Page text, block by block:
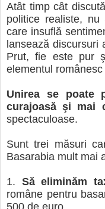
Atât timp cât
politice realiste,
care insuflă
lansează discursuri
Prut, fie este pur
elementul
Unirea se poate
curajoasă şi mai
spectaculoase.
Sunt trei măsuri
Basarabia mult mai
1. Să eliminăm
române pentru